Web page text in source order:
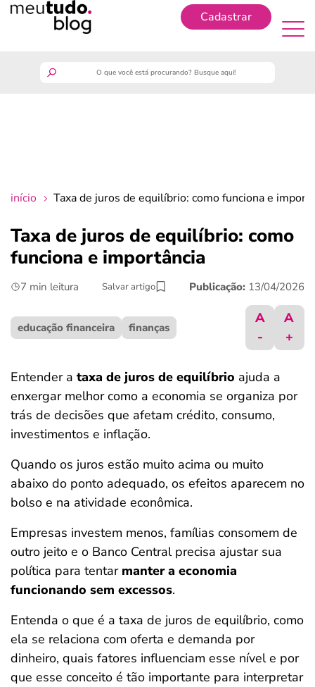
Cadastrar
crédito fácil
últimas notícias
ferramentas
início Taxa de juros de equilíbrio​: como funciona e
Taxa de juros de equilíbrio​: como
funciona e importância
7 min leitura Salvar artigo Publicação: 13/04/2026
educação financeira finanças
A
-
A
+
Entender a taxa de juros de equilíbrio ajuda a
enxergar melhor como a economia se organiza por
trás de decisões que afetam crédito, consumo,
investimentos e inflação.
Quando os juros estão muito acima ou muito
abaixo do ponto adequado, os efeitos aparecem no
bolso e na atividade econômica.
Empresas investem menos, famílias consomem de
outro jeito e o Banco Central precisa ajustar sua
política para tentar manter a economia
funcionando sem excessos.
Entenda o que é a taxa de juros de equilíbrio, como
ela se relaciona com oferta e demanda por
dinheiro, quais fatores influenciam esse nível e por
que esse conceito é tão importante para interpretar